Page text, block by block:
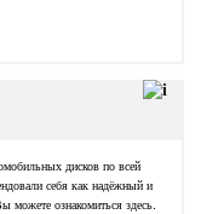
дисков по всей
себя как надёжный и
можете ознакомиться здесь.